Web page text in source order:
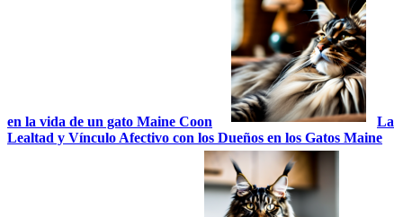
en la vida de un gato Maine Coon
La
Lealtad y Vínculo Afectivo con los Dueños en los Gatos Maine